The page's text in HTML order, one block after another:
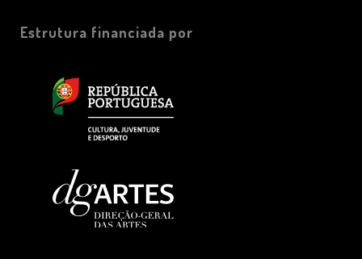
Estrutura financiada por